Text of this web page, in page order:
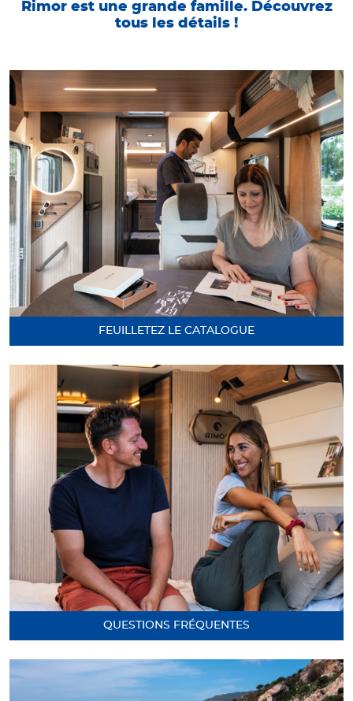
Rimor est une grande famille. Découvrez
tous les détails !
FEUILLETEZ LE CATALOGUE
QUESTIONS FRÉQUENTES